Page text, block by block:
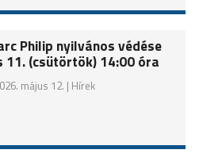
Philip nyilvános védése
11. (csütörtök) 14:00 óra
május 12. | Hírek